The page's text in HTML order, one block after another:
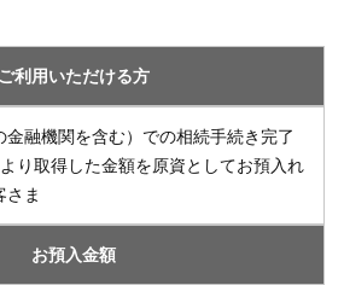
人・事業主のお客さま
支援プラットフォーム
銀 Big Advance
お問い合わせ
ご利用いただける方
融機関を含む）での相続手続き完了
り取得した金額を原資としてお預入れ
さま
お預入金額